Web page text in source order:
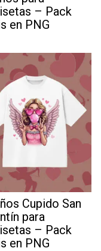
– Pack
en PNG
Cupido San
para
– Pack
en PNG